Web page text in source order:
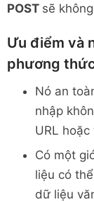
POST sẽ
Ưu điểm và
phương
Nó an
nhập
URL
Có một
liệu có
dữ liệu